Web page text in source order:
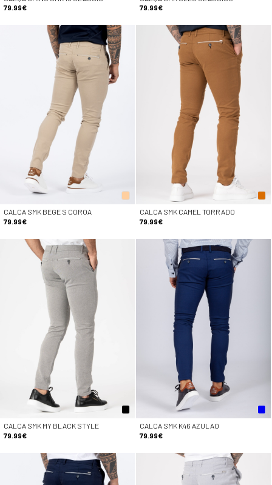
79.99€
79.99€
CALÇA SMK BEGE S COROA
79.99€
CALÇA SMK CAMEL TORRADO
79.99€
CALÇA SMK MY BLACK STYLE
79.99€
CALÇA SMK K46 AZULAO
79.99€